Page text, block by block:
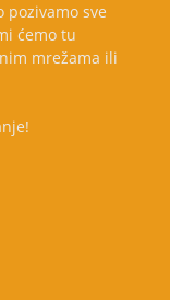
pozivamo sve
ćemo tu
mrežama ili